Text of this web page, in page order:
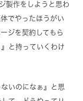
製作をしようと思わ
でやったほうがい
ジを契約してもら
と持っていくわけ
いのになぁ』と思